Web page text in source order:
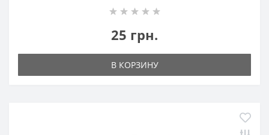
25 грн.
В КОРЗИНУ